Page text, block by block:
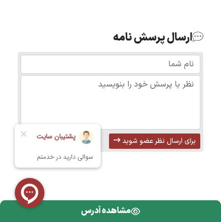
مشاهده آدرس
ارسال پرسش نامه
برای ارسال نظر عضو شوید
تمامی حقوق محفوظ است